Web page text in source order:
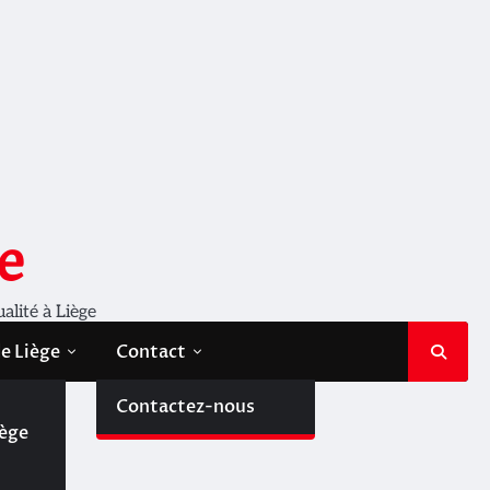
à Liège
Liège Contact
Contactez-nous